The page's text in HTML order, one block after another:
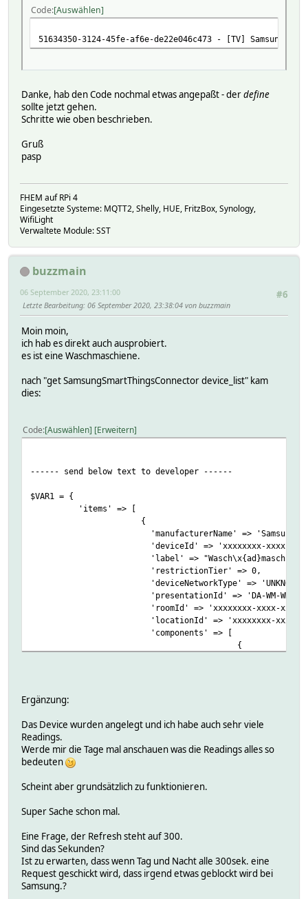
Code Auswählen
51634350-3124-45fe-af6e-de22e046c473 - [TV]
Danke, hab den Code nochmal etwas angepaßt - derdefine
sollte jetzt gehen.
Schritte wie oben beschrieben.
Gruß
pasp
FHEM auf RPi 4
Eingesetzte Systeme: MQTT2, Shelly, HUE, FritzBox, Synology,
WifiLight
Verwaltete Module: SST
buzzmain
#6
06 September 2020, 23:11:00
Letzte Bearbeitung: 06 September 2020, 23:38:04 von buzzmain
Moin moin,
ich hab es direkt auch ausprobiert.
es ist eine Waschmaschiene.
nach "get SamsungSmartThingsConnector device_list" kam
dies:
Code Auswählen Erweitern
------ send below text to developer ------
$VAR1 = {
'items' => [
{
'manufacturerName' => 'Samsung
'deviceId' => 'xxxxxxxx-xxxx-xxxx-xxxx-
'label' =>
'restrictionTier' => 0,
'deviceNetworkType' =>
'presentationId' => 'DA-WM-WM-
'roomId' => 'xxxxxxxx-xxxx-xxxx-xxxx-
'locationId' => 'xxxxxxxx-xxxx-xxxx-xxxx-
'components' => [
{
'id' =>
'version'
'id' =>
'version'
'id' =>
'version'
'id' =>
'version'
'version'
Ergänzung:
Das Device wurden angelegt und ich habe auch sehr viele
Readings.
Werde mir die Tage mal anschauen was die Readings alles so
bedeuten
Scheint aber grundsätzlich zu funktionieren.
Super Sache schon mal.
Eine Frage, der Refresh steht auf 300.
Sind das Sekunden?
Ist zu erwarten, dass wenn Tag und Nacht alle 300sek. eine
Request geschickt wird, dass irgend etwas geblockt wird bei
Samsung.?